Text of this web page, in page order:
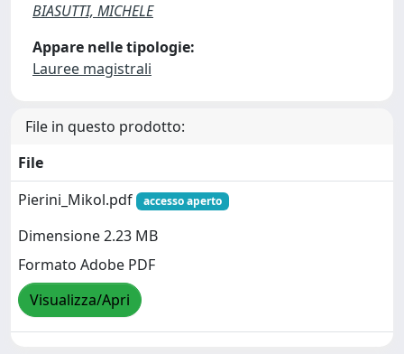
BIASUTTI, MICHELE
Appare nelle tipologie:
Lauree magistrali
File in questo prodotto:
File
Pierini_Mikol.pdf
accesso aperto
Dimensione 2.23 MB
Formato Adobe PDF
Visualizza/Apri